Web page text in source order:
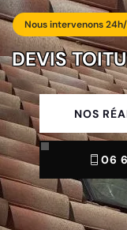
Nous intervenons
DEVIS
NOS
06